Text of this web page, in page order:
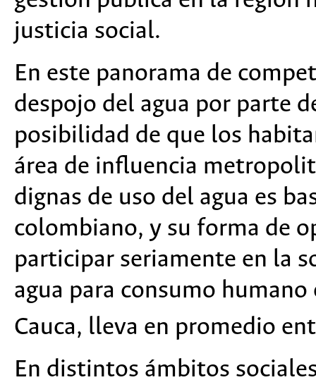
justicia social.
En este panorama de
despojo del agua por parte
posibilidad de que los
área de influencia
dignas de uso del agua es
colombiano, y su forma de
participar seriamente en la
agua para consumo
Cauca, lleva en promedio
En distintos ámbitos